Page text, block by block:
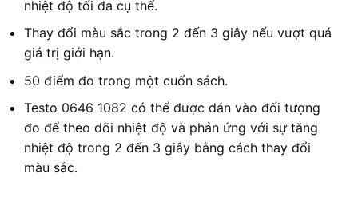
nhiệt độ tối đa cụ thể.
Thay đổi màu sắc trong 2 đến 3 giây nếu vượt quá
giá trị giới hạn.
50 điểm đo trong một cuốn sách.
Testo 0646 1082 có thể được dán vào đối tượng
đo để theo dõi nhiệt độ và phản ứng với sự tăng
nhiệt độ trong 2 đến 3 giây bằng cách thay đổi
màu sắc.